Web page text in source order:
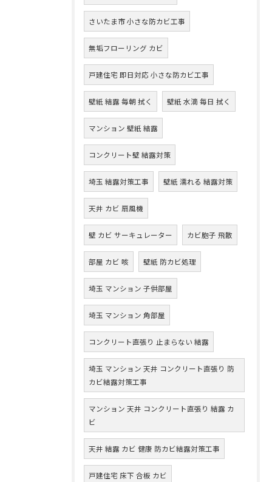
さいたま市 小さな防カビ工事
無垢フローリング カビ
戸建住宅 即日対応 小さな防カビ工事
壁紙 結露 毎朝 拭く 壁紙 水滴 毎日 拭く
マンション 壁紙 結露
コンクリート壁 結露対策
埼玉 結露対策工事 壁紙 濡れる 結露対策
天井 カビ 扇風機
壁 カビ サーキュレーター カビ胞子 飛散
部屋 カビ 咳 壁紙 防カビ処理
埼玉 マンション 子供部屋
埼玉 マンション 角部屋
コンクリート直張り 止まらない 結露
埼玉 マンション 天井 コンクリート直張り 防
カビ結露対策工事
マンション 天井 コンクリート直張り 結露 カ
ビ
天井 結露 カビ 健康 防カビ結露対策工事
戸建住宅 床下 合板 カビ